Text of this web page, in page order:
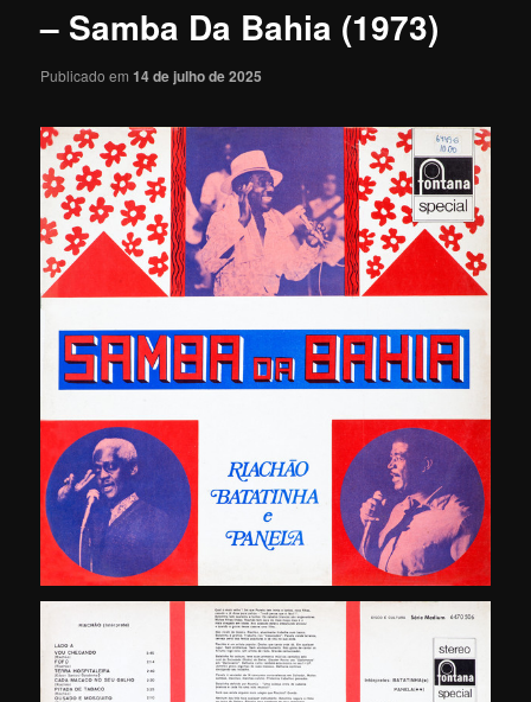
– Samba Da Bahia (1973)
Publicado em14 de julho de 2025